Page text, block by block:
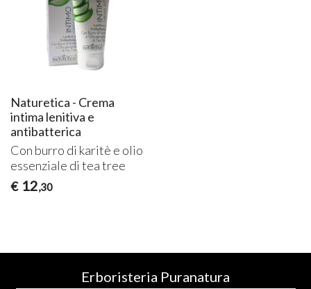
Naturetica - Crema
intima lenitiva e
antibatterica
Con burro di karitè e olio
essenziale di tea tree
€ 12,30
Erboristeria Puranatura